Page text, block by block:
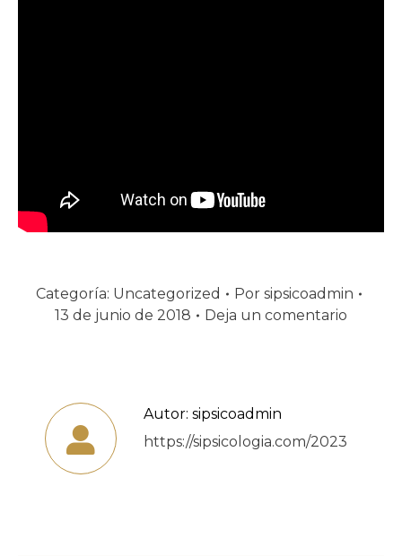
Categoría: Uncategorized Por sipsicoadmin
13 de junio de 2018
Deja un comentario
Autor: sipsicoadmin
https://sipsicologia.com/2023